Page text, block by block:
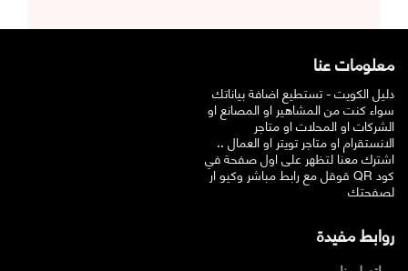
معلومات عنا
دليل الكويت - تستطيع اضافة بياناتك
سواء كنت من المشاهير او المصانع او
الشركات او المحلات او متاجر
الانستقرام او متاجر تويتر او العمال ..
اشترك معنا لتظهر على اول صفحة في
قوقل مع رابط مباشر وكيو ار QR كود
لصفحتك
روابط مفيدة